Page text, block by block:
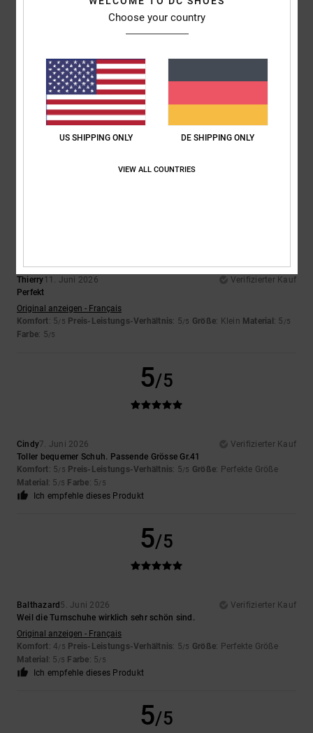
5/5
15. Juni 2026
Verifizierter Kauf
Tolle, kultige Sneaker
Ich empfehle dieses Produkt
Thierry11. Juni 2026
Verifizierter Kauf
Perfekt
Original anzeigen - Français
Komfort: 5/5 Preis-Leistungs-Verhältnis: 5/5 Größe: Klein Material : 5 /5
Farbe: 5/5
5/5
Cindy7. Juni 2026
Verifizierter Kauf
Toller bequemer Schuh. Passende Grösse Gr.41
Komfort: 5/5 Preis-Leistungs-Verhältnis: 5/5 Größe: Perfekte Größe
Material : 5 /5 Farbe: 5/5
Ich empfehle dieses Produkt
5/5
Balthazard 5. Juni 2026
Verifizierter Kauf
Weil die Turnschuhe wirklich sehr schön sind.
Original anzeigen - Français
Komfort: 4/5 Preis-Leistungs-Verhältnis: 5/5 Größe: Perfekte Größe
Material : 5 /5 Farbe: 5/5
Ich empfehle dieses Produkt
5/5
Choose your country
US SHIPPING ONLY DE SHIPPING ONLY
VIEW ALL COUNTRIES